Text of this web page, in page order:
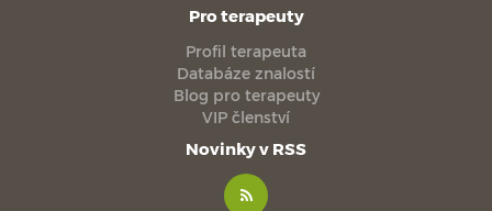
Pro terapeuty
Profil terapeuta
Databáze znalostí
Blog pro terapeuty
VIP členství
Novinky v RSS